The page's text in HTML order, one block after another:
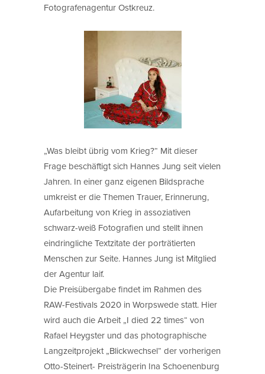
Fotografenagentur Ostkreuz.
„Was bleibt übrig vom Krieg?“ Mit dieser
Frage beschäftigt sich Hannes Jung seit vielen
Jahren. In einer ganz eigenen Bildsprache
umkreist er die Themen Trauer, Erinnerung,
Aufarbeitung von Krieg in assoziativen
schwarz-weiß Fotografien und stellt ihnen
eindringliche Textzitate der porträtierten
Menschen zur Seite. Hannes Jung ist Mitglied
der Agentur laif.
Die Preisübergabe findet im Rahmen des
RAW-Festivals 2020 in Worpswede statt. Hier
wird auch die Arbeit „I died 22 times“ von
Rafael Heygster und das photographische
Langzeitprojekt „Blickwechsel“ der vorherigen
Otto-Steinert- Preisträgerin Ina Schoenenburg